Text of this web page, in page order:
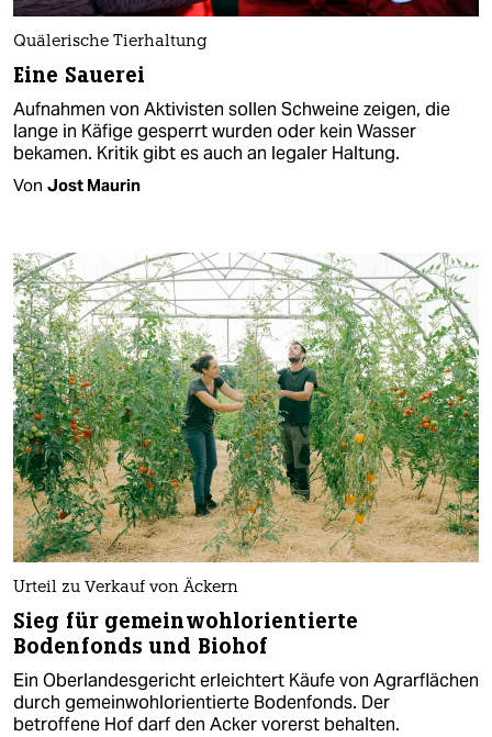
Quälerische Tierhaltung
Eine Sauerei
Aufnahmen von Aktivisten sollen Schweine zeigen, die
lange in Käfige gesperrt wurden oder kein Wasser
bekamen. Kritik gibt es auch an legaler Haltung.
Von Jost Maurin
Urteil zu Verkauf von Äckern
Sieg für gemeinwohlorientierte
Bodenfonds und Biohof
Ein Oberlandesgericht erleichtert Käufe von Agrarflächen
durch gemeinwohlorientierte Bodenfonds. Der
betroffene Hof darf den Acker vorerst behalten.